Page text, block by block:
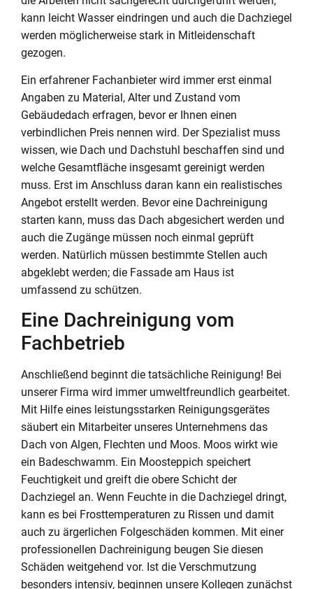
kann leicht Wasser eindringen und auch die Dachziegel
werden möglicherweise stark in Mitleidenschaft
gezogen.
Ein erfahrener Fachanbieter wird immer erst einmal
Angaben zu Material, Alter und Zustand vom
Gebäudedach erfragen, bevor er Ihnen einen
verbindlichen Preis nennen wird. Der Spezialist muss
wissen, wie Dach und Dachstuhl beschaffen sind und
welche Gesamtfläche insgesamt gereinigt werden
muss. Erst im Anschluss daran kann ein realistisches
Angebot erstellt werden. Bevor eine Dachreinigung
starten kann, muss das Dach abgesichert werden und
auch die Zugänge müssen noch einmal geprüft
werden. Natürlich müssen bestimmte Stellen auch
abgeklebt werden; die Fassade am Haus ist
umfassend zu schützen.
Eine Dachreinigung vom
Fachbetrieb
Anschließend beginnt die tatsächliche Reinigung! Bei
unserer Firma wird immer umweltfreundlich gearbeitet.
Mit Hilfe eines leistungsstarken Reinigungsgerätes
säubert ein Mitarbeiter unseres Unternehmens das
Dach von Algen, Flechten und Moos. Moos wirkt wie
ein Badeschwamm. Ein Moosteppich speichert
Feuchtigkeit und greift die obere Schicht der
Dachziegel an. Wenn Feuchte in die Dachziegel dringt,
kann es bei Frosttemperaturen zu Rissen und damit
auch zu ärgerlichen Folgeschäden kommen. Mit einer
professionellen Dachreinigung beugen Sie diesen
Schäden weitgehend vor. Ist die Verschmutzung
besonders intensiv, beginnen unsere Kollegen zunächst